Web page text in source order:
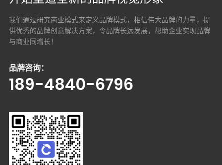
我们通过研究商业模式来定义品牌模式，相信伟大品牌的力量，提
供优秀的品牌创意解决方案， 令品牌长远发展，帮助企业实现品牌
与商业同增长！
品牌咨询：
189-4840-6796